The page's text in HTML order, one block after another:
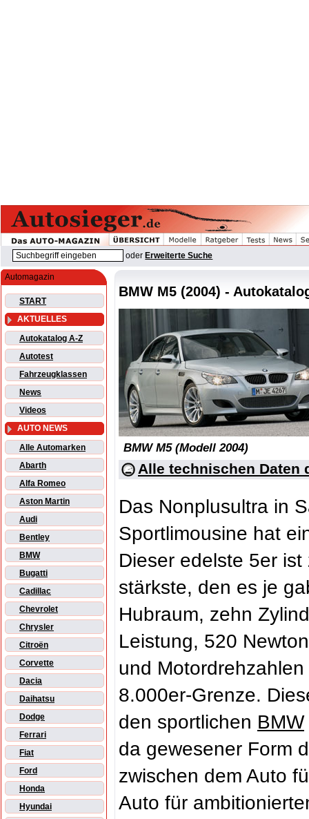
oder Erweiterte Suche
Automagazin
START
AKTUELLES
Autokatalog A-Z
Autotest
Fahrzeugklassen
News
Videos
AUTO NEWS
Alle Automarken
Abarth
Alfa Romeo
Aston Martin
Audi
Bentley
BMW
Bugatti
Cadillac
Chevrolet
Chrysler
Citroën
Corvette
Dacia
Daihatsu
Dodge
Ferrari
Fiat
Ford
Honda
Hyundai
BMW M5 (2004) -
BMW M5 (Modell 2004)
Alle technischen Daten
Das Nonplusultra in
Sportlimousine hat
Dieser edelste 5er
stärkste, den es je
Hubraum, zehn
Leistung, 520
und
8.000er-Grenze.
den sportlichen BMW
da gewesener Form
zwischen dem Auto
Auto für